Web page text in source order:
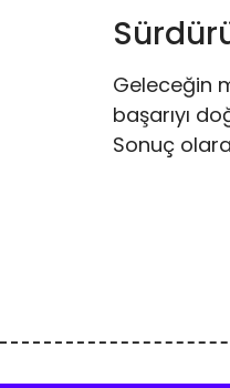
Geleceğin
başarıyı
Sonuç